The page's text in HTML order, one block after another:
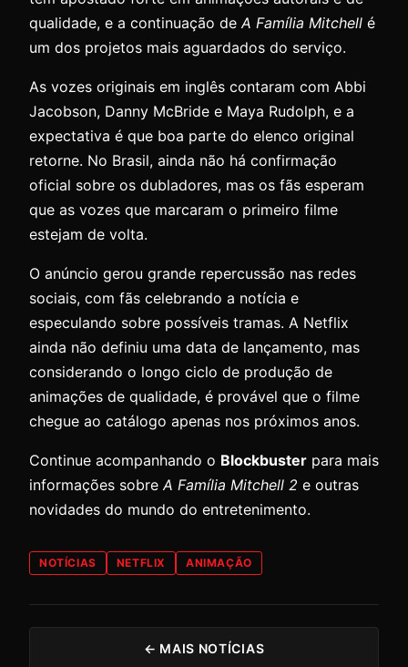
qualidade, e a continuação deA Família Mitchell é
um dos projetos mais aguardados do serviço.
As vozes originais em inglês contaram com Abbi
Jacobson, Danny McBride e Maya Rudolph, e a
expectativa é que boa parte do elenco original
retorne. No Brasil, ainda não há confirmação
oficial sobre os dubladores, mas os fãs esperam
que as vozes que marcaram o primeiro filme
estejam de volta.
O anúncio gerou grande repercussão nas redes
sociais, com fãs celebrando a notícia e
especulando sobre possíveis tramas. A Netflix
ainda não definiu uma data de lançamento, mas
considerando o longo ciclo de produção de
animações de qualidade, é provável que o filme
chegue ao catálogo apenas nos próximos anos.
Continue acompanhando o Blockbuster para mais
informações sobreA Família Mitchell 2 e outras
novidades do mundo do entretenimento.
NOTÍCIAS NETFLIX ANIMAÇÃO
← MAIS NOTÍCIAS